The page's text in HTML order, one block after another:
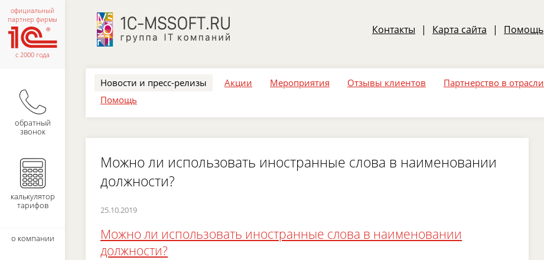
Контакты | Карта сайта | Помощь
Новости и пресс-релизы Акции Мероприятия Отзывы клиентов Партнерство в отрасли
Помощь
Можно ли использовать иностранные слова в наименовании
должности?
25.10.2019
Можно ли использовать иностранные слова в наименовании
должности?
официальный
партнер фирмы
с 2000 года
обратный
звонок
калькулятор
тарифов
о компании